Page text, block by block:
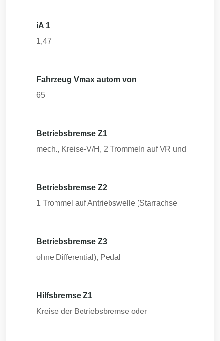
iA 1
1,47
Fahrzeug Vmax autom von
65
Betriebsbremse Z1
mech., Kreise-V/H, 2 Trommeln auf VR und
Betriebsbremse Z2
1 Trommel auf Antriebswelle (Starrachse
Betriebsbremse Z3
ohne Differential); Pedal
Hilfsbremse Z1
Kreise der Betriebsbremse oder